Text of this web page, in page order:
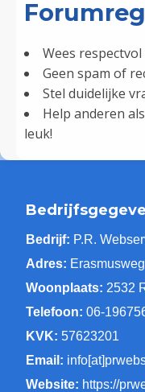
Wees
Geen spam of
Stel duidelijke
Help anderen
leuk!
Bedrijf: P.R.
Adres:
Woonplaats: 2532
Telefoon: 06-
KVK: 57623201
Email:
Website: https://